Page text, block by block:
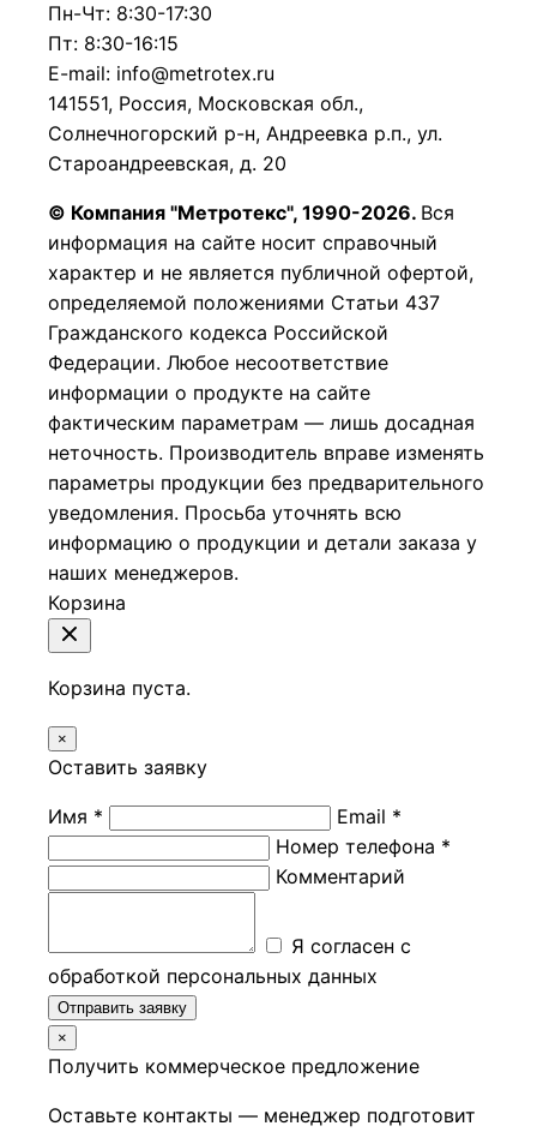
Пн-Чт: 8:30-17:30
Пт: 8:30-16:15
E-mail: info@metrotex.ru
141551, Россия, Московская обл.,
Солнечногорский р-н, Андреевка р.п., ул.
Староандреевская, д. 20
© Компания "Метротекс", 1990-2026. Вся
информация на сайте носит справочный
характер и не является публичной офертой,
определяемой положениями Статьи 437
Гражданского кодекса Российской
Федерации. Любое несоответствие
информации о продукте на сайте
фактическим параметрам — лишь досадная
неточность. Производитель вправе изменять
параметры продукции без предварительного
уведомления. Просьба уточнять всю
информацию о продукции и детали заказа у
наших менеджеров.
Корзина
Корзина пуста.
×
Оставить заявку
Имя *
Email *
Номер телефона *
Комментарий
Я согласен с
обработкой персональных данных
Отправить заявку
×
Получить коммерческое предложение
Оставьте контакты — менеджер подготовит